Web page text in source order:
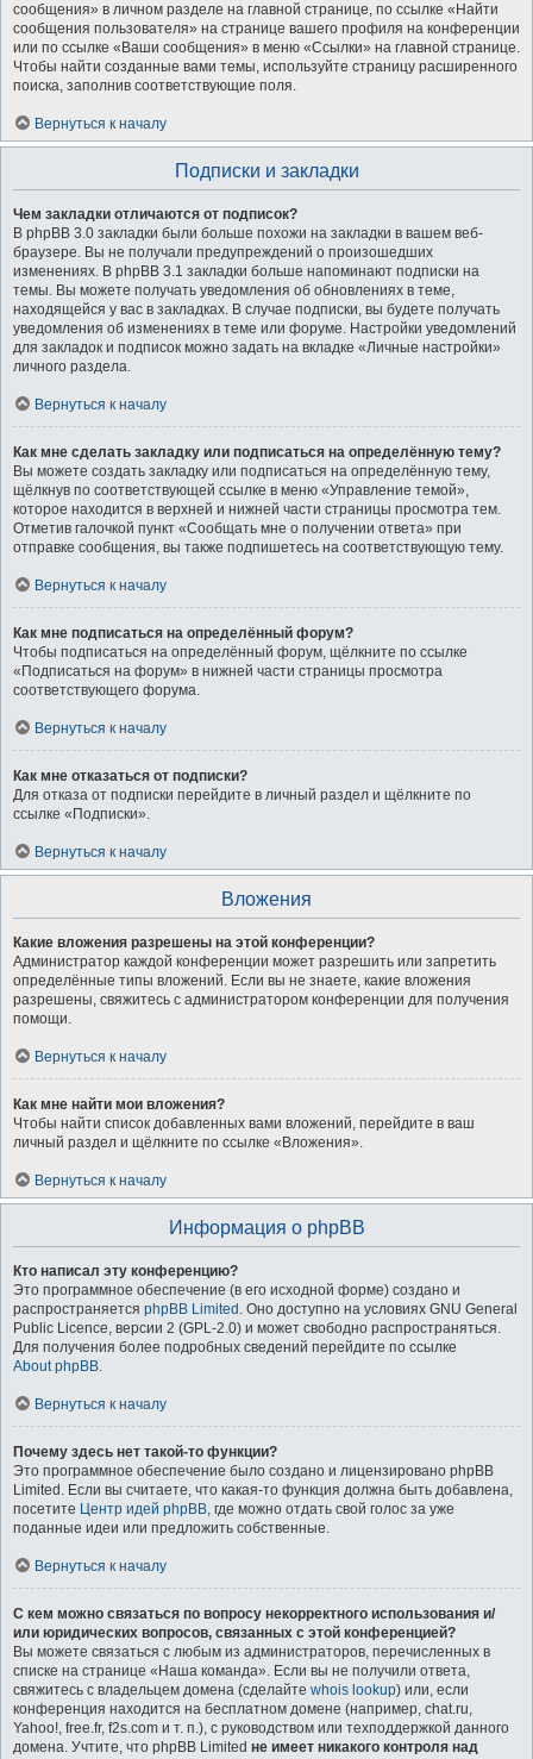
сообщения» в личном разделе на главной странице, по ссылке «Найти
сообщения пользователя» на странице вашего профиля на конференции
или по ссылке «Ваши сообщения» в меню «Ссылки» на главной странице.
Чтобы найти созданные вами темы, используйте страницу расширенного
поиска, заполнив соответствующие поля.
Вернуться к началу
Подписки и закладки
Чем закладки отличаются от подписок?
В phpBB 3.0 закладки были больше похожи на закладки в вашем веб-
браузере. Вы не получали предупреждений о произошедших
изменениях. В phpBB 3.1 закладки больше напоминают подписки на
темы. Вы можете получать уведомления об обновлениях в теме,
находящейся у вас в закладках. В случае подписки, вы будете получать
уведомления об изменениях в теме или форуме. Настройки уведомлений
для закладок и подписок можно задать на вкладке «Личные настройки»
личного раздела.
Вернуться к началу
Как мне сделать закладку или подписаться на определённую тему?
Вы можете создать закладку или подписаться на определённую тему,
щёлкнув по соответствующей ссылке в меню «Управление темой»,
которое находится в верхней и нижней части страницы просмотра тем.
Отметив галочкой пункт «Сообщать мне о получении ответа» при
отправке сообщения, вы также подпишетесь на соответствующую тему.
Вернуться к началу
Как мне подписаться на определённый форум?
Чтобы подписаться на определённый форум, щёлкните по ссылке
«Подписаться на форум» в нижней части страницы просмотра
соответствующего форума.
Вернуться к началу
Как мне отказаться от подписки?
Для отказа от подписки перейдите в личный раздел и щёлкните по
ссылке «Подписки».
Вернуться к началу
Вложения
Какие вложения разрешены на этой конференции?
Администратор каждой конференции может разрешить или запретить
определённые типы вложений. Если вы не знаете, какие вложения
разрешены, свяжитесь с администратором конференции для получения
помощи.
Вернуться к началу
Как мне найти мои вложения?
Чтобы найти список добавленных вами вложений, перейдите в ваш
личный раздел и щёлкните по ссылке «Вложения».
Вернуться к началу
Информация о phpBB
Кто написал эту конференцию?
Это программное обеспечение (в его исходной форме) создано и
распространяется phpBB Limited . Оно доступно на условиях GNU General
Public Licence, версии 2 (GPL-2.0) и может свободно распространяться.
Для получения более подробных сведений перейдите по ссылке
About phpBB.
Вернуться к началу
Почему здесь нет такой-то функции?
Это программное обеспечение было создано и лицензировано phpBB
Limited. Если вы считаете, что какая-то функция должна быть добавлена,
посетите Центр идей phpBB, где можно отдать свой голос за уже
поданные идеи или предложить собственные.
Вернуться к началу
С кем можно связаться по вопросу некорректного использования и/
или юридических вопросов, связанных с этой конференцией?
Вы можете связаться с любым из администраторов, перечисленных в
списке на странице «Наша команда». Если вы не получили ответа,
свяжитесь с владельцем домена (сделайте whois lookup) или, если
конференция находится на бесплатном домене (например, chat.ru,
Yahoo!, free.fr, f2s.com и т. п.), с руководством или техподдержкой данного
домена. Учтите, что phpBB Limited не имеет никакого контроля над